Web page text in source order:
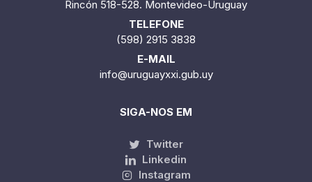
Rincón 518-528. Montevideo-Uruguay
TELEFONE
(598) 2915 3838
E-MAIL
info@uruguayxxi.gub.uy
SIGA-NOS EM
Twitter
Linkedin
Instagram